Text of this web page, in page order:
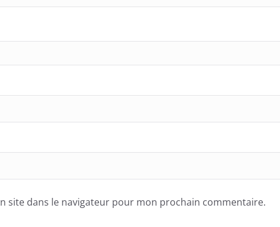
site dans le navigateur pour mon prochain commentaire.